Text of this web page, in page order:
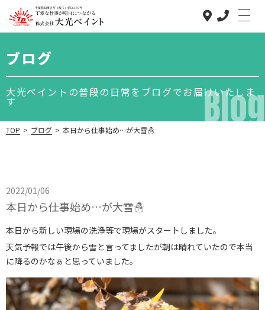
低価格で高品質
事業内容
施工の流れ
塗装コラム
よくある質問
ブログ
大光ペイントの普段の日常をブログでお届けいたしま
す Blog
TOP > ブログ > 本日から仕事始め…が大雪☃️
2022/01/06
本日から仕事始め…が大雪☃️
本日から新しい現場の洗浄等で現場がスタートしました。
天気予報では午後から雪と言ってましたが朝は晴れていたので本当
に降るのかなぁと思っていました。